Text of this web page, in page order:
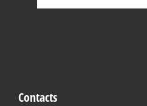
Contacts